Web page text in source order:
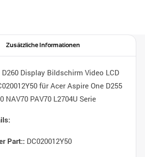
Zusätzliche Informationen
Display Bildschirm Video LCD
für Acer Aspire One D255
NAV70 PAV70 L2704U Serie
Part::DC020012Y50